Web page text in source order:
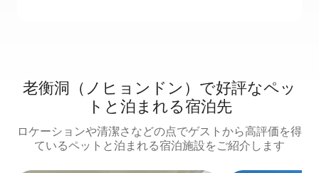
老衡洞（ノヒョンドン）で好評なペッ
トと泊まれる宿泊先
ロケーションや清潔さなどの点でゲストから高評価を得
ているペットと泊まれる宿泊施設をご紹介します